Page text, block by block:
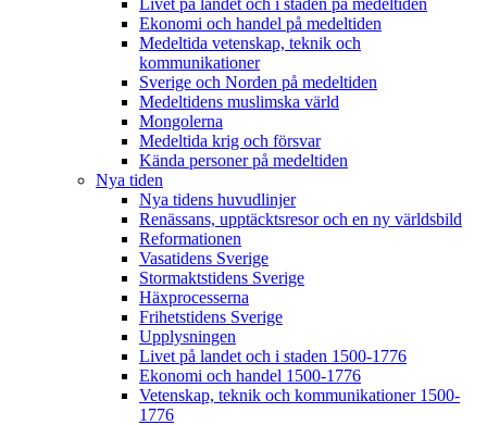
Livet på landet och i staden på medeltiden
Ekonomi och handel på medeltiden
Medeltida vetenskap, teknik och
kommunikationer
Sverige och Norden på medeltiden
Medeltidens muslimska värld
Mongolerna
Medeltida krig och försvar
Kända personer på medeltiden
Nya tiden
Nya tidens huvudlinjer
Renässans, upptäcktsresor och en ny världsbild
Reformationen
Vasatidens Sverige
Stormaktstidens Sverige
Häxprocesserna
Frihetstidens Sverige
Upplysningen
Livet på landet och i staden 1500-1776
Ekonomi och handel 1500-1776
Vetenskap, teknik och kommunikationer 1500-
1776